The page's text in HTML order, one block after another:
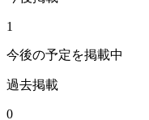
1
今後の予定を掲載中
過去掲載
0